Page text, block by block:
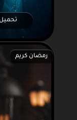
رمضان كريم